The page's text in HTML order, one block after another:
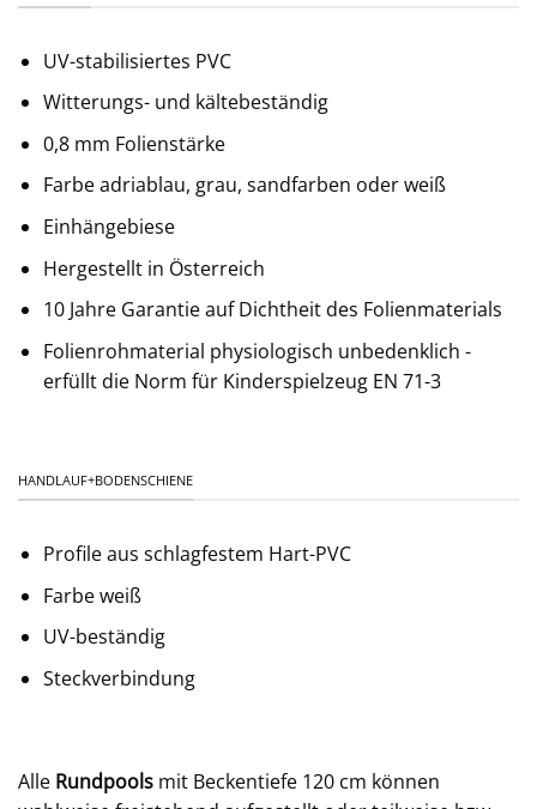
UV-stabilisiertes PVC
Witterungs- und kältebeständig
0,8 mm Folienstärke
Farbe adriablau, grau, sandfarben oder weiß
Einhängebiese
Hergestellt in Österreich
10 Jahre Garantie auf Dichtheit des Folienmaterials
Folienrohmaterial physiologisch unbedenklich -
erfüllt die Norm für Kinderspielzeug EN 71-3
HANDLAUF+BODENSCHIENE
Profile aus schlagfestem Hart-PVC
Farbe weiß
UV-beständig
Steckverbindung
Alle Rundpools mit Beckentiefe 120 cm können